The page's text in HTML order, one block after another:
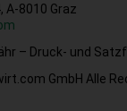
8010 Graz
– Druck- und
GmbH Alle